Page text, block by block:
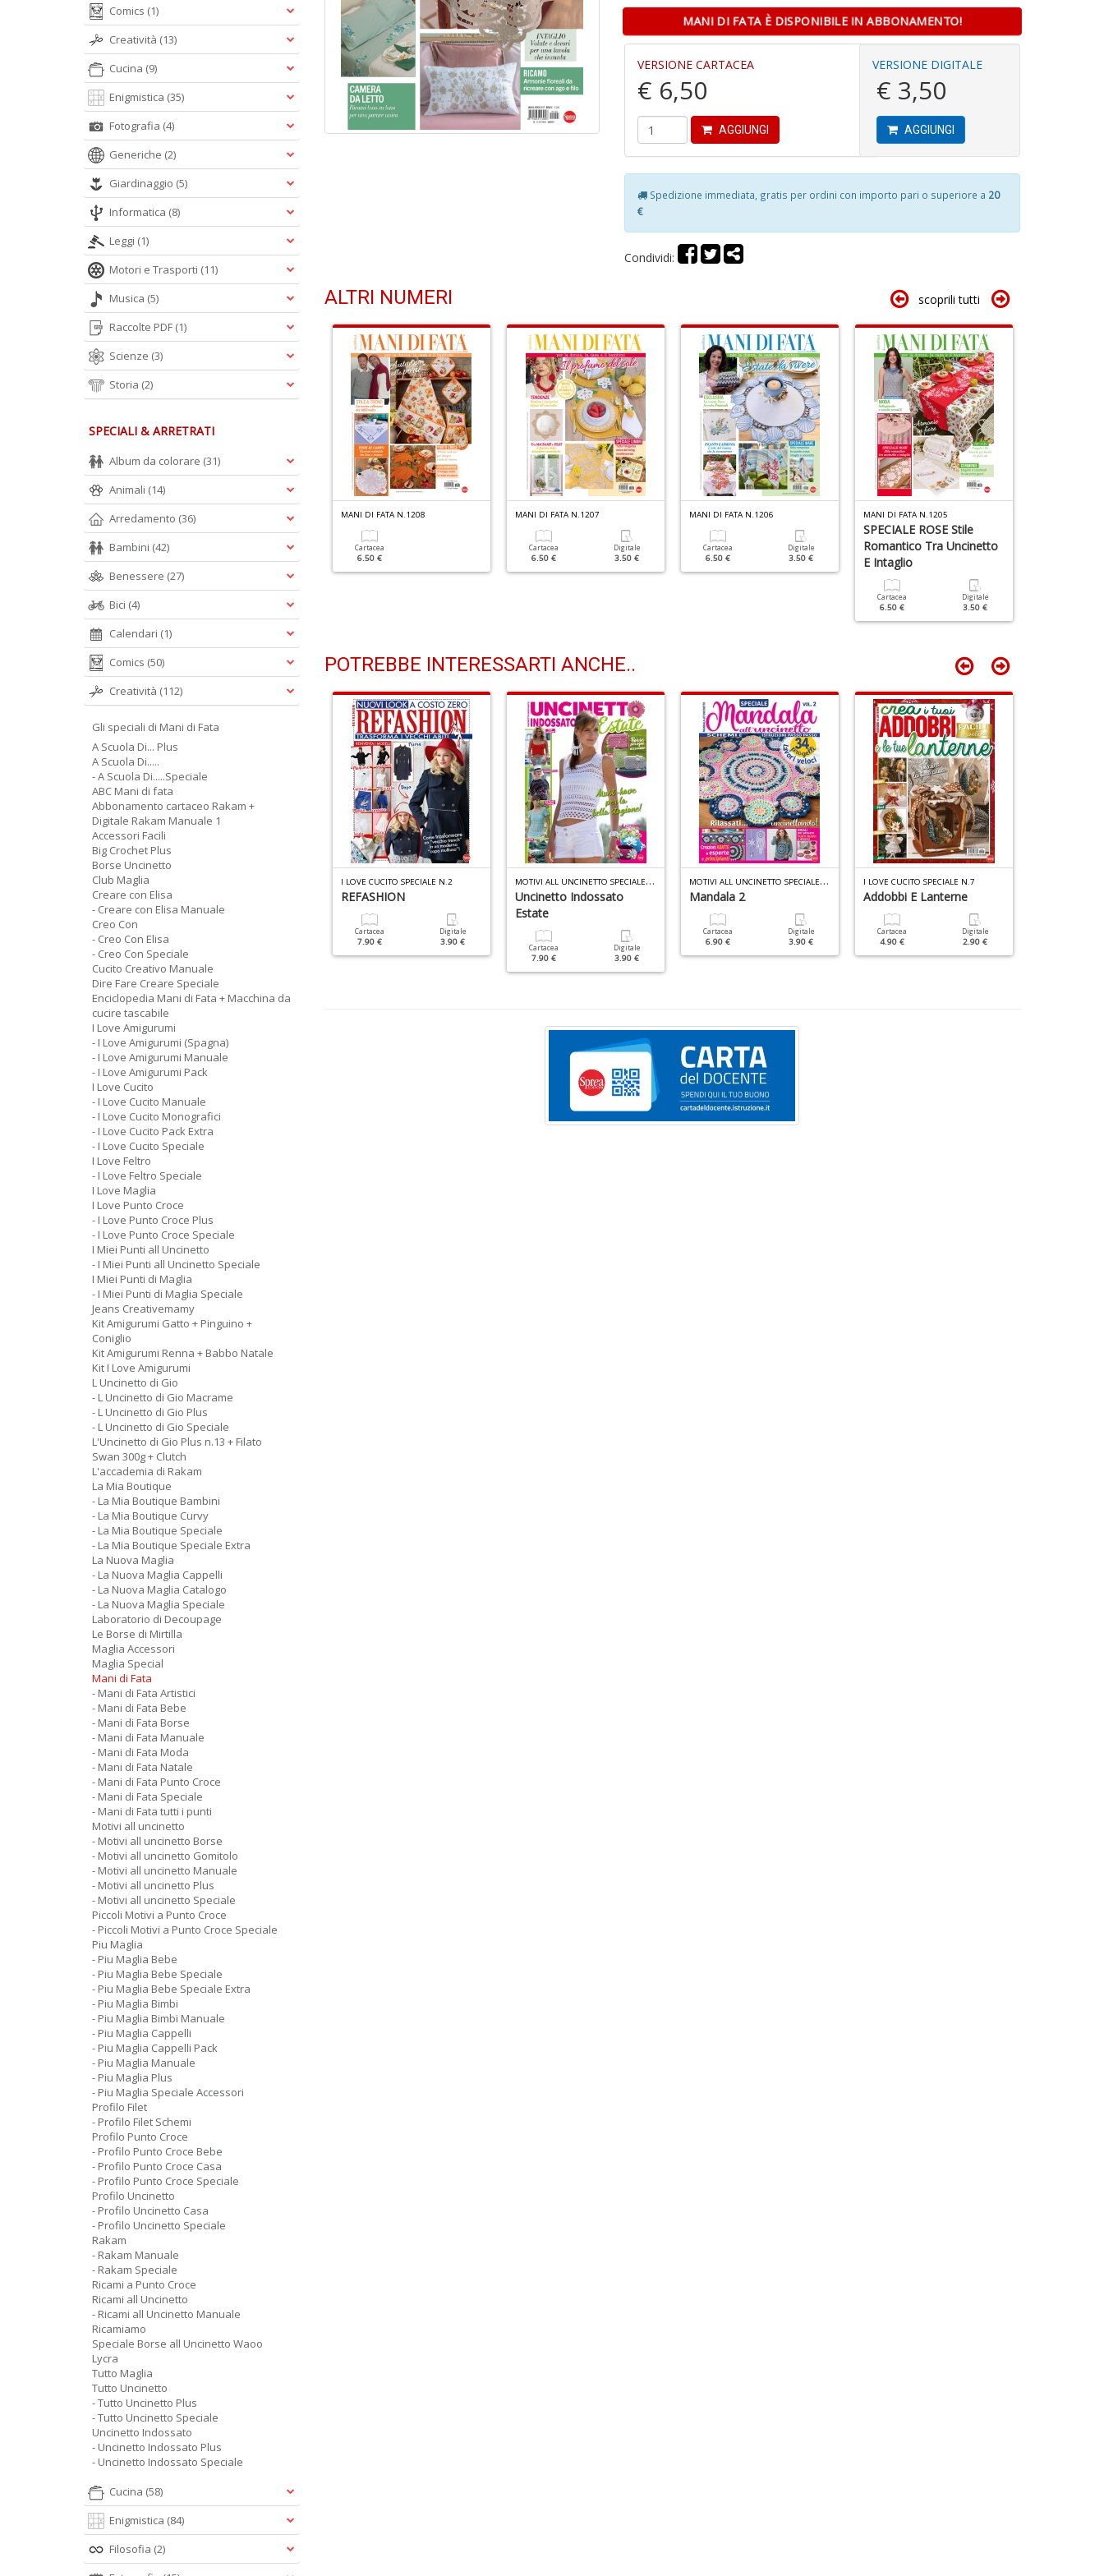
MANI DI FATA È DISPONIBILE IN ABBONAMENTO!
VERSIONE CARTACEA
€ 6,50
AGGIUNGI
VERSIONE DIGITALE
€ 3,50
AGGIUNGI
Spedizione immediata, gratis per ordini con importo pari o superiore a 20
€
Condividi:
ALTRI NUMERI scoprili tutti
Digitale
3.50 €
MANI DI FATA N.1193
Charme Di Primavera
Cartacea
6.50 €
Digitale
3.50 €
MANI DI FATA N.1208
Cartacea
6.50 €
MANI DI FATA N.1207
Cartacea
6.50 €
Digitale
3.50 €
MANI DI FATA N.1206
Cartacea
6.50 €
Digitale
3.50 €
MANI DI FATA N.1205
SPECIALE ROSE Stile
Romantico Tra Uncinetto
E Intaglio
Cartacea
6.50 €
Digitale
3.50 €
POTREBBE INTERESSARTI ANCHE..
NUOVA MAGLIA CATALOGO N.1
Maglia & Uncinetto
Digitale
4.90 €
Pasqua
I LOVE CUCITO SPECIALE N.2
REFASHION
Cartacea
7.90 €
Digitale
3.90 €
M
OTIVI ALL UNCINETTO SPECIALE N.9
Uncinetto Indossato
Estate
Cartacea
7.90 €
Digitale
3.90 €
M
OTIVI ALL UNCINETTO SPECIALE N.3
Mandala 2
Cartacea
6.90 €
Digitale
3.90 €
I LOVE CUCITO SPECIALE N.7
Addobbi E Lanterne
Cartacea
4.90 €
Digitale
2.90 €
Comics (1)
Creatività (13)
Cucina (9)
Enigmistica (35)
Fotografia (4)
Generiche (2)
Giardinaggio (5)
Informatica (8)
Leggi (1)
Motori e Trasporti (11)
Musica (5)
Raccolte PDF (1)
Scienze (3)
Storia (2)
SPECIALI & ARRETRATI
Album da colorare (31)
Animali (14)
Arredamento (36)
Bambini (42)
Benessere (27)
Bici (4)
Calendari (1)
Comics (50)
Creatività (112)
Gli speciali di Mani di Fata
A Scuola Di... Plus
A Scuola Di.....
- A Scuola Di.....Speciale
ABC Mani di fata
Abbonamento cartaceo Rakam +
Digitale Rakam Manuale 1
Accessori Facili
Big Crochet Plus
Borse Uncinetto
Club Maglia
Creare con Elisa
- Creare con Elisa Manuale
Creo Con
- Creo Con Elisa
- Creo Con Speciale
Cucito Creativo Manuale
Dire Fare Creare Speciale
Enciclopedia Mani di Fata + Macchina da
cucire tascabile
I Love Amigurumi
- I Love Amigurumi (Spagna)
- I Love Amigurumi Manuale
- I Love Amigurumi Pack
I Love Cucito
- I Love Cucito Manuale
- I Love Cucito Monografici
- I Love Cucito Pack Extra
- I Love Cucito Speciale
I Love Feltro
- I Love Feltro Speciale
I Love Maglia
I Love Punto Croce
- I Love Punto Croce Plus
- I Love Punto Croce Speciale
I Miei Punti all Uncinetto
- I Miei Punti all Uncinetto Speciale
I Miei Punti di Maglia
- I Miei Punti di Maglia Speciale
Jeans Creativemamy
Kit Amigurumi Gatto + Pinguino +
Coniglio
Kit Amigurumi Renna + Babbo Natale
Kit I Love Amigurumi
L Uncinetto di Gio
- L Uncinetto di Gio Macrame
- L Uncinetto di Gio Plus
- L Uncinetto di Gio Speciale
L'Uncinetto di Gio Plus n.13 + Filato
Swan 300g + Clutch
L'accademia di Rakam
La Mia Boutique
- La Mia Boutique Bambini
- La Mia Boutique Curvy
- La Mia Boutique Speciale
- La Mia Boutique Speciale Extra
La Nuova Maglia
- La Nuova Maglia Cappelli
- La Nuova Maglia Catalogo
- La Nuova Maglia Speciale
Laboratorio di Decoupage
Le Borse di Mirtilla
Maglia Accessori
Maglia Special
Mani di Fata
- Mani di Fata Artistici
- Mani di Fata Bebe
- Mani di Fata Borse
- Mani di Fata Manuale
- Mani di Fata Moda
- Mani di Fata Natale
- Mani di Fata Punto Croce
- Mani di Fata Speciale
- Mani di Fata tutti i punti
Motivi all uncinetto
- Motivi all uncinetto Borse
- Motivi all uncinetto Gomitolo
- Motivi all uncinetto Manuale
- Motivi all uncinetto Plus
- Motivi all uncinetto Speciale
Piccoli Motivi a Punto Croce
- Piccoli Motivi a Punto Croce Speciale
Piu Maglia
- Piu Maglia Bebe
- Piu Maglia Bebe Speciale
- Piu Maglia Bebe Speciale Extra
- Piu Maglia Bimbi
- Piu Maglia Bimbi Manuale
- Piu Maglia Cappelli
- Piu Maglia Cappelli Pack
- Piu Maglia Manuale
- Piu Maglia Plus
- Piu Maglia Speciale Accessori
Profilo Filet
- Profilo Filet Schemi
Profilo Punto Croce
- Profilo Punto Croce Bebe
- Profilo Punto Croce Casa
- Profilo Punto Croce Speciale
Profilo Uncinetto
- Profilo Uncinetto Casa
- Profilo Uncinetto Speciale
Rakam
- Rakam Manuale
- Rakam Speciale
Ricami a Punto Croce
Ricami all Uncinetto
- Ricami all Uncinetto Manuale
Ricamiamo
Speciale Borse all Uncinetto Waoo
Lycra
Tutto Maglia
Tutto Uncinetto
- Tutto Uncinetto Plus
- Tutto Uncinetto Speciale
Uncinetto Indossato
- Uncinetto Indossato Plus
- Uncinetto Indossato Speciale
Cucina (58)
Enigmistica (84)
Filosofia (2)